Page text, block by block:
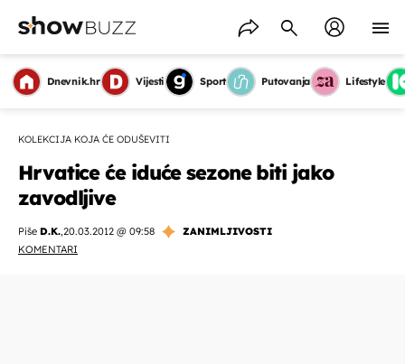
Dnevnik.hr Vijesti Sport Putovanja Lifestyle
KOLEKCIJA KOJA ĆE ODUŠEVITI
Hrvatice će iduće sezone biti jako
zavodljive
Piše D.K.,20.03.2012 @ 09:58
ZANIMLJIVOSTI
KOMENTARI